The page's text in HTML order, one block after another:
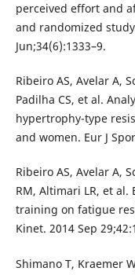
perceived effort and
and randomized
Jun;34(6):1333–9.
Ribeiro AS, Avelar A,
Padilha CS, et al.
hypertrophy-type
and women. Eur J
Ribeiro AS, Avelar A,
RM, Altimari LR, et al.
training on fatigue
Kinet. 2014 Sep
Shimano T, Kraemer